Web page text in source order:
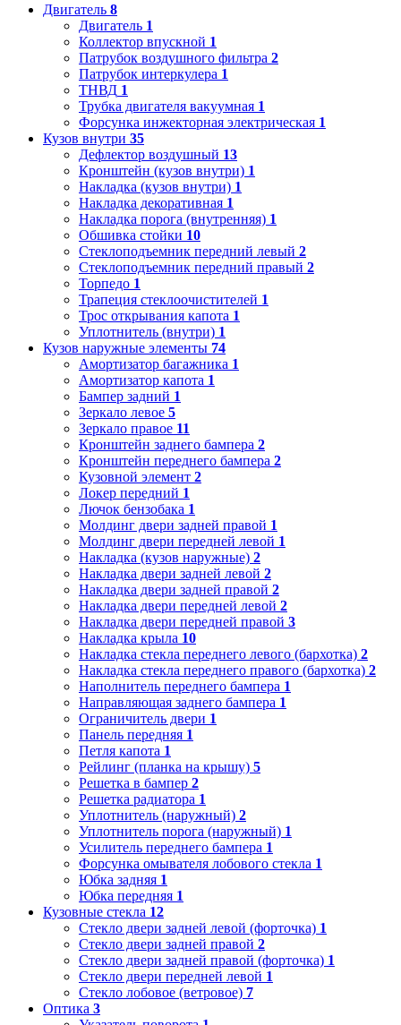
Двигатель 8
Двигатель 1
Коллектор впускной 1
Патрубок воздушного фильтра 2
Патрубок интеркулера 1
ТНВД 1
Трубка двигателя вакуумная 1
Форсунка инжекторная электрическая 1
Кузов внутри 35
Дефлектор воздушный 13
Кронштейн (кузов внутри) 1
Накладка (кузов внутри) 1
Накладка декоративная 1
Накладка порога (внутренняя) 1
Обшивка стойки 10
Стеклоподъемник передний левый 2
Стеклоподъемник передний правый 2
Торпедо 1
Трапеция стеклоочистителей 1
Трос открывания капота 1
Уплотнитель (внутри) 1
Кузов наружные элементы 74
Амортизатор багажника 1
Амортизатор капота 1
Бампер задний 1
Зеркало левое 5
Зеркало правое 11
Кронштейн заднего бампера 2
Кронштейн переднего бампера 2
Кузовной элемент 2
Локер передний 1
Лючок бензобака 1
Молдинг двери задней правой 1
Молдинг двери передней левой 1
Накладка (кузов наружные) 2
Накладка двери задней левой 2
Накладка двери задней правой 2
Накладка двери передней левой 2
Накладка двери передней правой 3
Накладка крыла 10
Накладка стекла переднего левого (бархотка) 2
Накладка стекла переднего правого (бархотка) 2
Наполнитель переднего бампера 1
Направляющая заднего бампера 1
Ограничитель двери 1
Панель передняя 1
Петля капота 1
Рейлинг (планка на крышу) 5
Решетка в бампер 2
Решетка радиатора 1
Уплотнитель (наружный) 2
Уплотнитель порога (наружный) 1
Усилитель переднего бампера 1
Форсунка омывателя лобового стекла 1
Юбка задняя 1
Юбка передняя 1
Кузовные стекла 12
Стекло двери задней левой (форточка) 1
Стекло двери задней правой 2
Стекло двери задней правой (форточка) 1
Стекло двери передней левой 1
Стекло лобовое (ветровое) 7
Оптика 3